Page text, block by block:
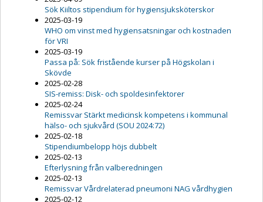
Sök Kiiltos stipendium för hygiensjuksköterskor
2025-03-19
WHO om vinst med hygiensatsningar och kostnaden
för VRI
2025-03-19
Passa på: Sök fristående kurser på Högskolan i
Skövde
2025-02-28
SIS-remiss: Disk- och spoldesinfektorer
2025-02-24
Remissvar Stärkt medicinsk kompetens i kommunal
hälso- och sjukvård (SOU 2024:72)
2025-02-18
Stipendiumbelopp höjs dubbelt
2025-02-13
Efterlysning från valberedningen
2025-02-13
Remissvar Vårdrelaterad pneumoni NAG vårdhygien
2025-02-12